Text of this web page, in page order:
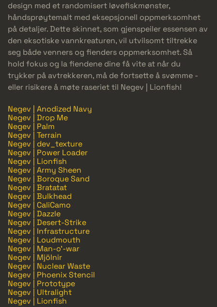
design med et randomisert løvefiskmønster,
håndsprøytemalt med eksepsjonell oppmerksomhet
på detaljer. Dette skinnet, som gjenspeiler essensen av
den eksotiske vannkreaturen, vil utvilsomt tiltrekke
seg både venners og fienders oppmerksomhet. Så
hold fokus og la fiendene dine få vite at når du
trykker på avtrekkeren, må de fortsette å svømme -
eller risikere å møte raseriet til Negev | Lionfish!
Negev | Anodized Navy
Negev | Drop Me
Negev | Palm
Negev | Terrain
Negev | dev_texture
Negev | Power Loader
Negev | Lionfish
Negev | Army Sheen
Negev | Boroque Sand
Negev | Bratatat
Negev | Bulkhead
Negev | CaliCamo
Negev | Dazzle
Negev | Desert-Strike
Negev | Infrastructure
Negev | Loudmouth
Negev | Man-o'-war
Negev | Mjölnir
Negev | Nuclear Waste
Negev | Phoenix Stencil
Negev | Prototype
Negev | Ultralight
Negev | Lionfish